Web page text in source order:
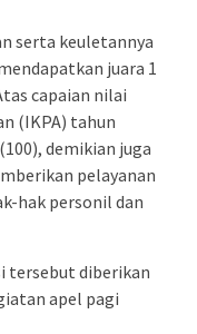
serta keuletannya
juara 1
capaian nilai
(IKPA) tahun
demikian juga
pelayanan
hak personil dan
tersebut diberikan
apel pagi